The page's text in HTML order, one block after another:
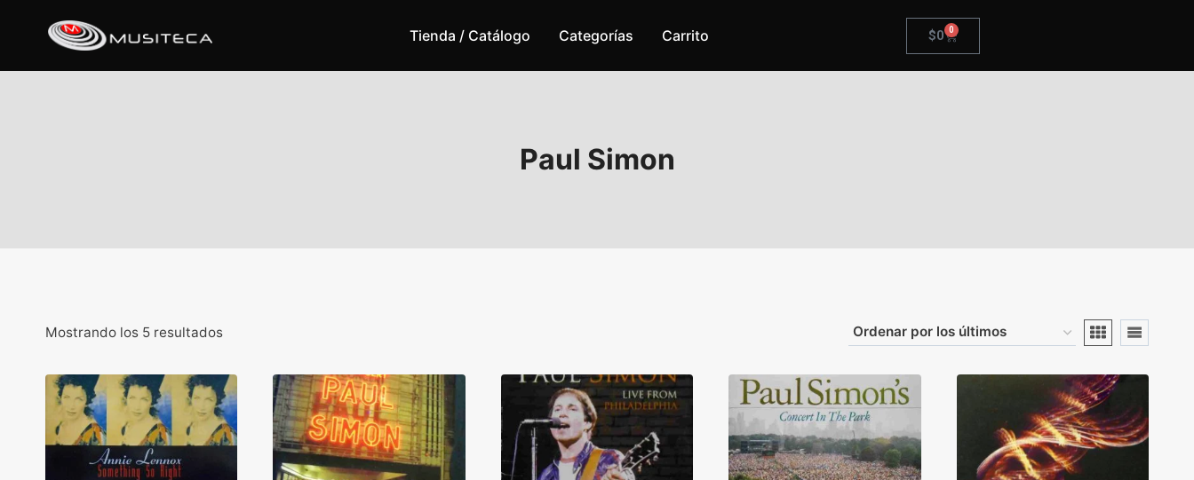
Tienda / Catálogo Categorías Carrito $0 0
Paul Simon
Mostrando los 5 resultados